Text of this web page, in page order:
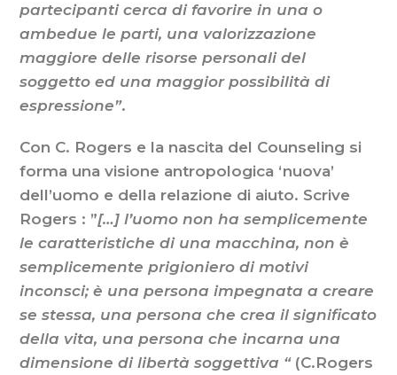
partecipanti cerca di favorire in una o
ambedue le parti, una valorizzazione
maggiore delle risorse personali del
soggetto ed una maggior possibilità di
espressione”.
Con C. Rogers e la nascita del Counseling si
forma una visione antropologica ‘nuova’
dell’uomo e della relazione di aiuto. Scrive
Rogers : ”[…] l’uomo non ha semplicemente
le caratteristiche di una macchina, non è
semplicemente prigioniero di motivi
inconsci; è una persona impegnata a creare
se stessa, una persona che crea il significato
della vita, una persona che incarna una
dimensione di libertà soggettiva “ (C.Rogers